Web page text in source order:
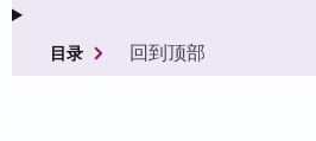
目录 回到顶部